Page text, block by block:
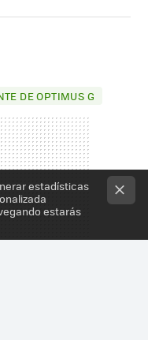
DE OPTIMUS G
estadísticas
estarás